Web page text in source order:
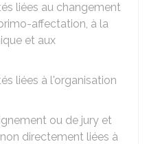
liées au changement
affectation, à la
et aux
liées à l'organisation
ou de jury et
directement liées à